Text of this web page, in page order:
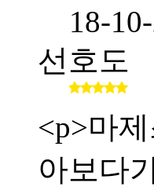
18-
선호도
<p>마
아보다